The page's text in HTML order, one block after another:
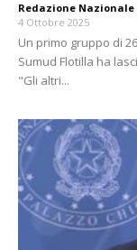
Redazione Nazionale
4 Ottobre 2025
Un primo gruppo di
Sumud Flotilla ha
"Gli altri...